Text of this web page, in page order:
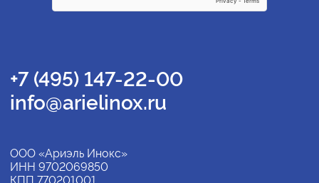
+7 (495) 147-22-00
info@arielinox.ru
ООО «Ариэль Инокс»
ИНН 9702069850